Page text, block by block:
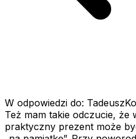
W odpowiedzi do:
Też mam takie odczucie, że
praktyczny prezent może